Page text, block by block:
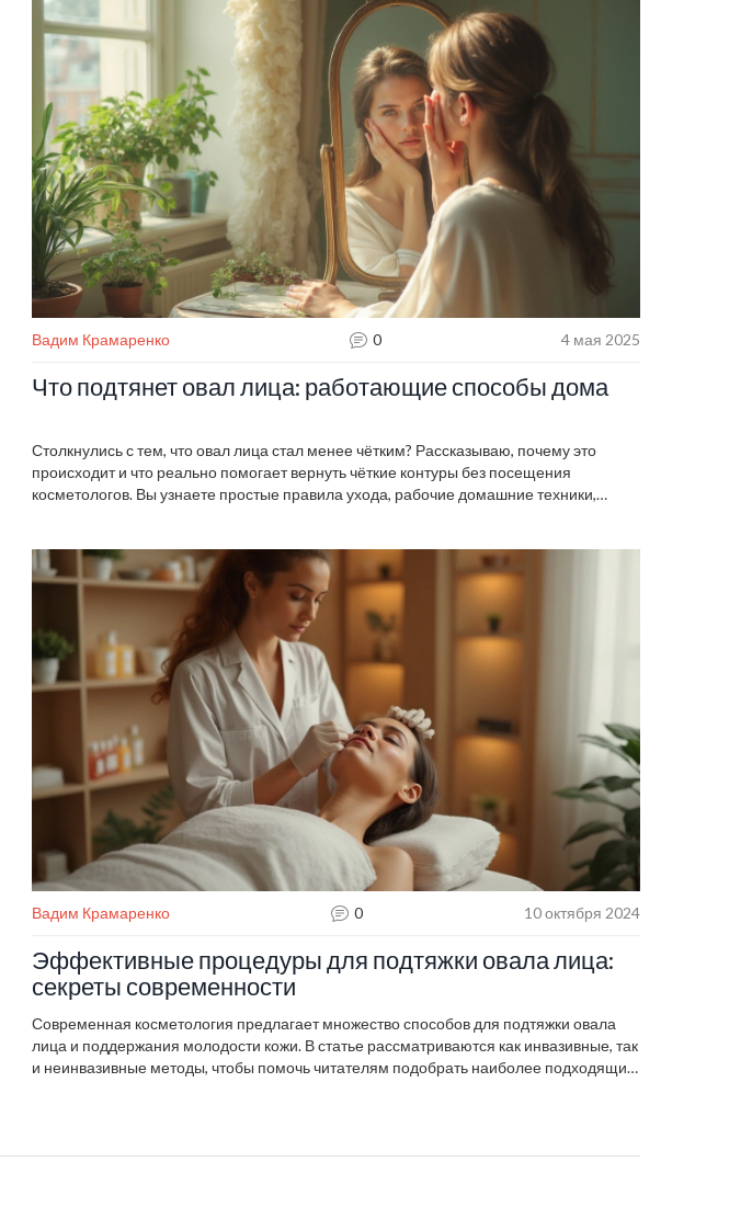
Вадим Крамаренко 0 4 мая 2025
Что подтянет овал лица: работающие способы дома
Столкнулись с тем, что овал лица стал менее чётким? Рассказываю, почему это
происходит и что реально помогает вернуть чёткие контуры без посещения
косметологов. Вы узнаете простые правила ухода, рабочие домашние техники,
бесполезные советы.
Вадим Крамаренко 0 10 октября 2024
Эффективные процедуры для подтяжки овала лица:
секреты современности
Современная косметология предлагает множество способов для подтяжки овала
лица и поддержания молодости кожи. В статье рассматриваются как инвазивные, так
и неинвазивные методы, чтобы помочь читателям подобрать наиболее подходящий
осознанное решение.